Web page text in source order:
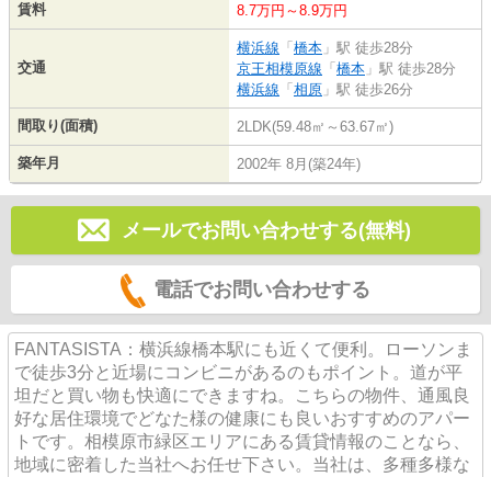
賃料 8.7万円～8.9万円
交通
横浜線 「 橋本 」駅 徒歩28分
京王相模原線 「 橋本 」駅 徒歩28分
横浜線 「 相原 」駅 徒歩26分
間取り(面積) 2LDK(59.48㎡～63.67㎡)
築年月 2002年 8月(築24年)
メールでお問い合わせする(無料)
電話でお問い合わせする
FANTASISTA：横浜線橋本駅にも近くて便利。ローソンま
で徒歩3分と近場にコンビニがあるのもポイント。道が平
坦だと買い物も快適にできますね。こちらの物件、通風良
好な居住環境でどなた様の健康にも良いおすすめのアパー
トです。相模原市緑区エリアにある賃貸情報のことなら、
地域に密着した当社へお任せ下さい。当社は、多種多様な